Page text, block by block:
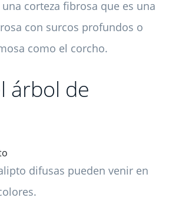
corteza fibrosa que es una
con surcos profundos o
como el corcho.
árbol de
difusas pueden venir en